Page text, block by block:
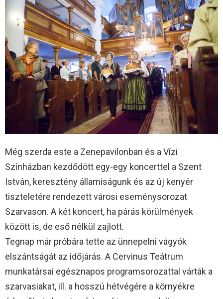
Még szerda este a Zenepavilonban és a Vízi
Színházban kezdődött egy-egy koncerttel a Szent
István, keresztény államiságunk és az új kenyér
tiszteletére rendezett városi eseménysorozat
Szarvason. A két koncert, ha párás körülmények
között is, de eső nélkül zajlott.
Tegnap már próbára tette az ünnepelni vágyók
elszántságát az időjárás. A Cervinus Teátrum
munkatársai egésznapos programsorozattal várták a
szarvasiakat, ill. a hosszú hétvégére a környékre